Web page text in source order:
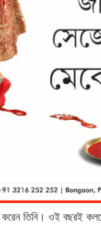
তিনি। ওই বছরই